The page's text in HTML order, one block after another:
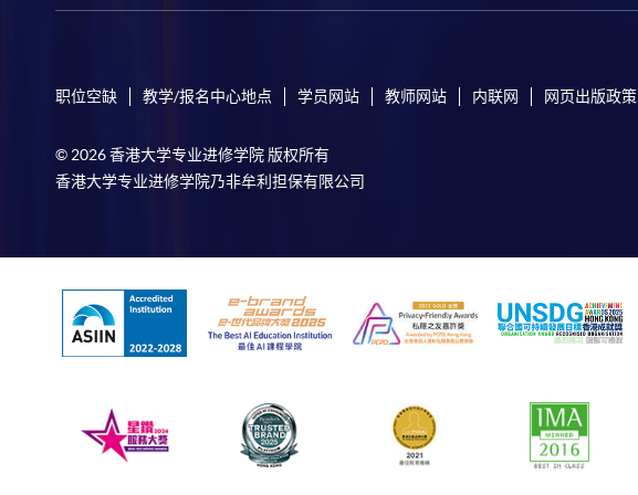
职位空缺 教学/报名中心地点 学员网站 教师网站 内联网 网页出版政策
© 2026 香港大学专业进修学院 版权所有
香港大学专业进修学院乃非牟利担保有限公司